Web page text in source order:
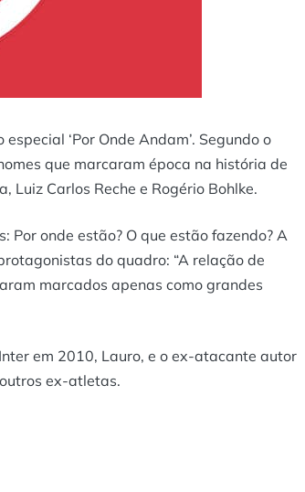
‘Por Onde Andam’. Segundo o
que marcaram época na história de
Luiz Carlos Reche e Rogério Bohlke.
onde estão? O que estão fazendo? A
do quadro: “A relação de
marcados apenas como grandes
em 2010, Lauro, e o ex-atacante autor
ex-atletas.